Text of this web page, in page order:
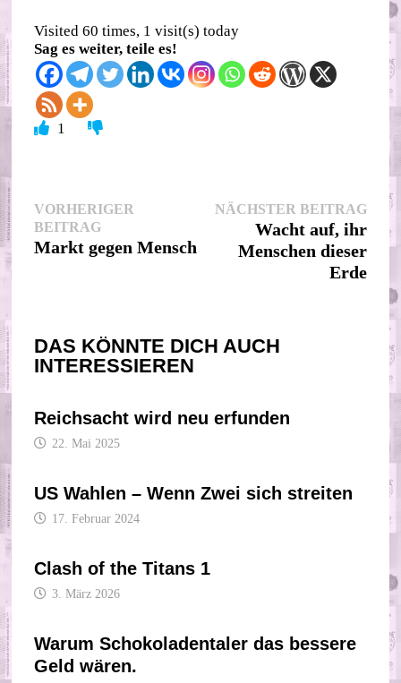
Visited 60 times, 1 visit(s) today
Sag es weiter, teile es!
1
Beitragsnavigation
VORHERIGER
BEITRAGVorheriger
Beitrag:
Markt gegen Mensch
NÄCHSTER BEITRAG
Wacht auf, ihr
Menschen dieser
Erde
DAS KÖNNTE DICH AUCH
INTERESSIEREN
Reichsacht wird neu erfunden
22. Mai 2025
US Wahlen – Wenn Zwei sich streiten
17. Februar 2024
Clash of the Titans 1
3. März 2026
Warum Schokoladentaler das bessere
Geld wären.